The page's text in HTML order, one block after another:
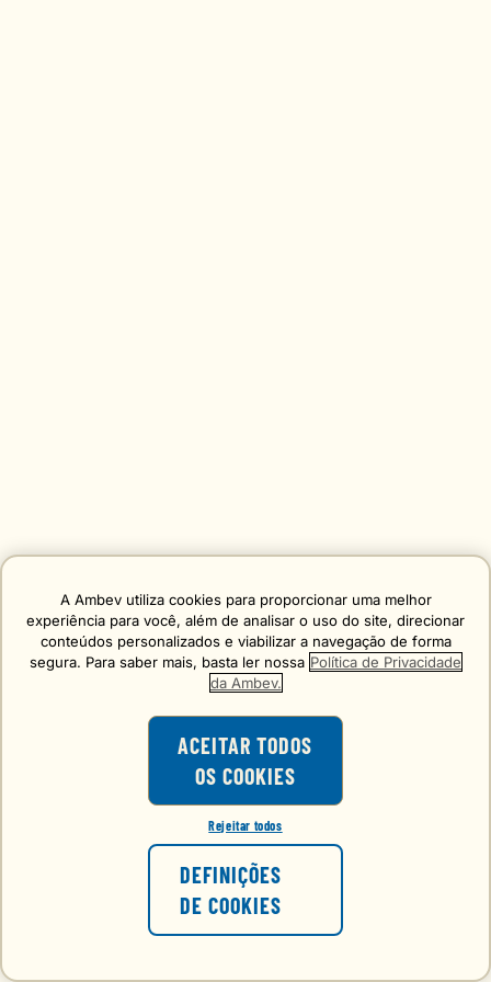
A Ambev utiliza cookies para proporcionar uma melhor
experiência para você, além de analisar o uso do site, direcionar
conteúdos personalizados e viabilizar a navegação de forma
segura. Para saber mais, basta ler nossa Política de Privacidade
da Ambev.
ACEITAR TODOS
OS COOKIES
Rejeitar todos
DEFINIÇÕES
DE COOKIES